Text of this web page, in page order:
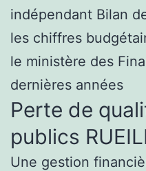
indépendant Bilan
les chiffres
le ministère des
dernières années
Perte de
publics
Une gestion